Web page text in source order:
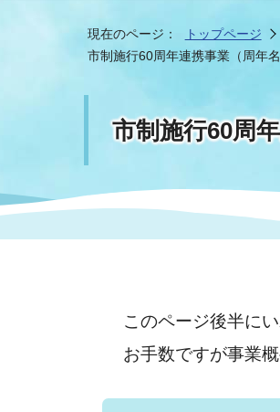
くらしの手続きガイド
年金・保険
まちづくり
生涯学習
医療
高齢者福祉・介護
福祉に関するその他の情
お知らせ
目的から探す
スポーツ
入札・契約
企業立地
保健・衛生
市の紹介
市の統計
職員
市議会
現在のページ： トップページ
市制施行60周年連携事業（周年
市制施行60周
このページ後半に
お手数ですが事業